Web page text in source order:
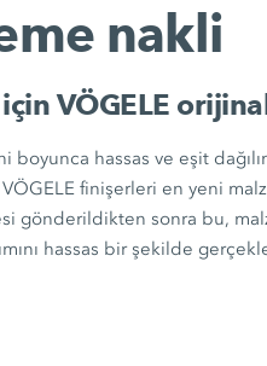
nakli
VÖGELE
boyunca hassas ve eşit
finişerleri en yeni
gönderildikten sonra bu,
hassas bir şekilde